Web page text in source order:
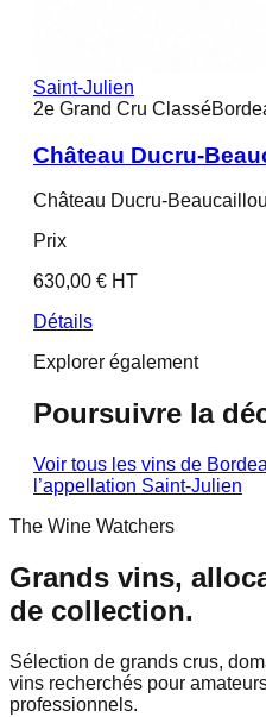
Saint-Julien
2e Grand Cru Classé
Château Ducru-
Château Ducru-Beaucaillou
Prix
630,00 € HT
Détails
Explorer également
Poursuivre la
Voir tous les vins de
l’appellation Saint-Julien
The Wine Watchers
Grands vins,
de collection.
Sélection de grands crus,
vins recherchés pour
professionnels.